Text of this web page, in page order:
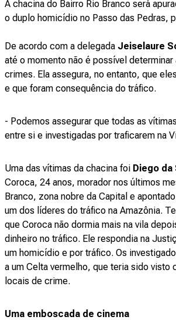
A chacina do Bairro Rio Branco será
o duplo homicídio no Passo das Pedras,
De acordo com a delegada Jeiselaure
até o momento não é possível determinar
crimes. Ela assegura, no entanto, que
e que foram consequência do tráfico.
- Podemos assegurar que todas as
entre si e investigadas por traficarem na
Uma das vítimas da chacina foi Diego da
Coroca, 24 anos, morador nos últimos
Branco, zona nobre da Capital e
um dos líderes do tráfico na Amazônia.
que Coroca não dormia mais na vila
dinheiro no tráfico. Ele respondia na
um homicídio e por tráfico. Os
a um Celta vermelho, que teria sido visto
locais de crime.
Uma emboscada de cinema